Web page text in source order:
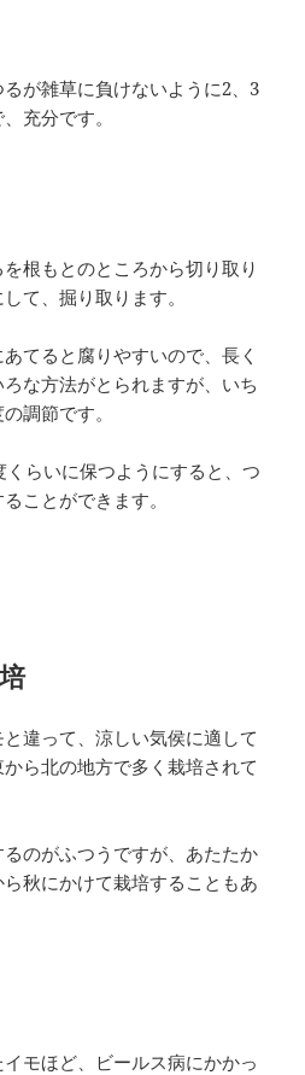
が雑草に負けないように2、3
充分です。
根もとのところから切り取り
て、掘り取ります。
てると腐りやすいので、長く
な方法がとられますが、いち
調節です。
らいに保つようにすると、つ
ことができます。
違って、涼しい気侯に適して
ら北の地方で多く栽培されて
のがふつうですが、あたたか
秋にかけて栽培することもあ
モほど、ビールス病にかかっ